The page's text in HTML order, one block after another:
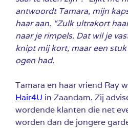
antwoordt Tamara, mijn
haar aan. “Zulk ultrakort
naar je rimpels. Dat wil je
knipt mij kort, maar een
ogen had.
Tamara en haar vriend Ray
Hair4U in Zaandam. Zij
wordende klanten die net
worden dan de jongere